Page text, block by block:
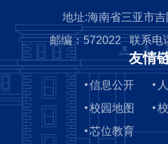
地址:海南省三亚市
邮编：572022 联系电
友情
信息公开
校园地图
芯位教育